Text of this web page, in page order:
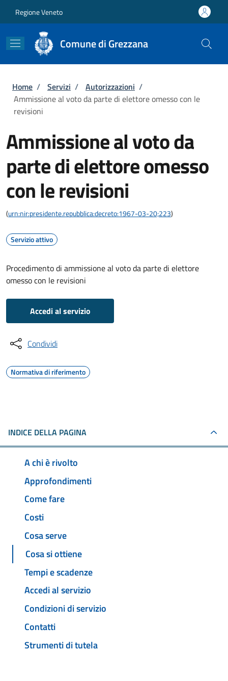
Regione Veneto
Comune di Grezzana
Briciole di pane
Home / Servizi / Autorizzazioni /
Ammissione al voto da parte di elettore omesso con le
revisioni
Ammissione al voto da
parte di elettore omesso
con le revisioni
(urn:nir:presidente.repubblica:decreto:1967-03-20;223)
Servizio attivo
Procedimento di ammissione al voto da parte di elettore
omesso con le revisioni
Accedi al servizio
Condividi
Normativa di riferimento
INDICE DELLA PAGINA
A chi è rivolto
Approfondimenti
Come fare
Costi
Cosa serve
Cosa si ottiene
Tempi e scadenze
Accedi al servizio
Condizioni di servizio
Contatti
Strumenti di tutela